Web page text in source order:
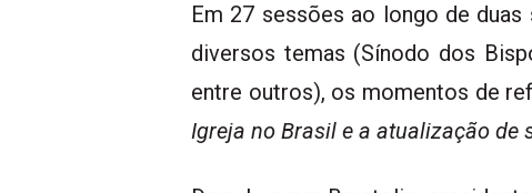
Em 27 sessões ao longo de duas
diversos temas (Sínodo dos
entre outros), os momentos de
Igreja no Brasil e a atualização de